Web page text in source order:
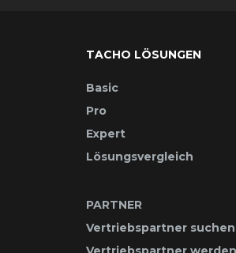
TACHO LÖSUNGEN
Basic
Pro
Expert
Lösungsvergleich
PARTNER
Vertriebspartner suchen